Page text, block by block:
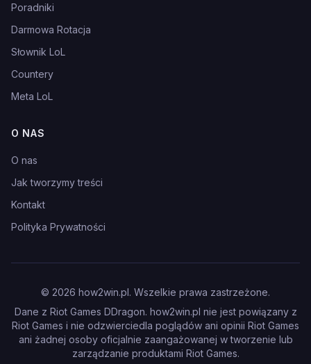
Poradniki
Darmowa Rotacja
Słownik LoL
Countery
Meta LoL
O NAS
O nas
Jak tworzymy treści
Kontakt
Polityka Prywatności
© 2026 how2win.pl. Wszelkie prawa zastrzeżone.
Dane z Riot Games DDragon. how2win.pl nie jest powiązany z
Riot Games i nie odzwierciedla poglądów ani opinii Riot Games
ani żadnej osoby oficjalnie zaangażowanej w tworzenie lub
zarządzanie produktami Riot Games.